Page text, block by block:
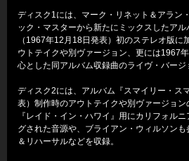
ディスク1には、マーク・リネット＆アラン
ック・マスターから新たにミックスしたアル
（1967年12月18日発表）初のステレオ版に
ウトテイクや別ヴァージョン、更には1967
心とした同アルバム収録曲のライヴ・バージ
ディスク2には、アルバム『スマイリー・ス
表）制作時のアウトテイクや別ヴァージョン
『レイド・イン・ハワイ』用にカリフォル
グされた音源や、ブライアン・ウィルソン
＆リハーサルなどを収録。